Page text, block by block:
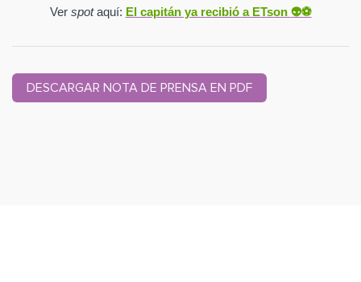
Ver spotaquí: El capitán ya recibió a ETson 👽⚽️
DESCARGAR NOTA DE PRENSA EN PDF